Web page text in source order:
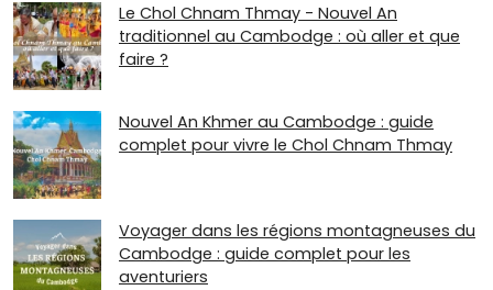
Le Chol Chnam Thmay - Nouvel An
traditionnel au Cambodge : où aller et que
faire ?
Nouvel An Khmer au Cambodge : guide
complet pour vivre le Chol Chnam Thmay
Voyager dans les régions montagneuses du
Cambodge : guide complet pour les
aventuriers